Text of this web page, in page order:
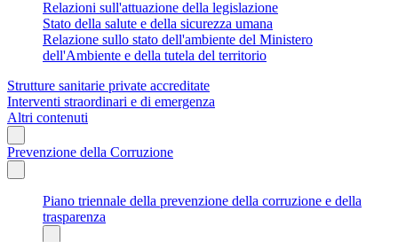
Relazioni sull'attuazione della legislazione
Stato della salute e della sicurezza umana
Relazione sullo stato dell'ambiente del Ministero
dell'Ambiente e della tutela del territorio
Strutture sanitarie private accreditate
Interventi straordinari e di emergenza
Altri contenuti
Prevenzione della Corruzione
Piano triennale della prevenzione della corruzione e della
trasparenza